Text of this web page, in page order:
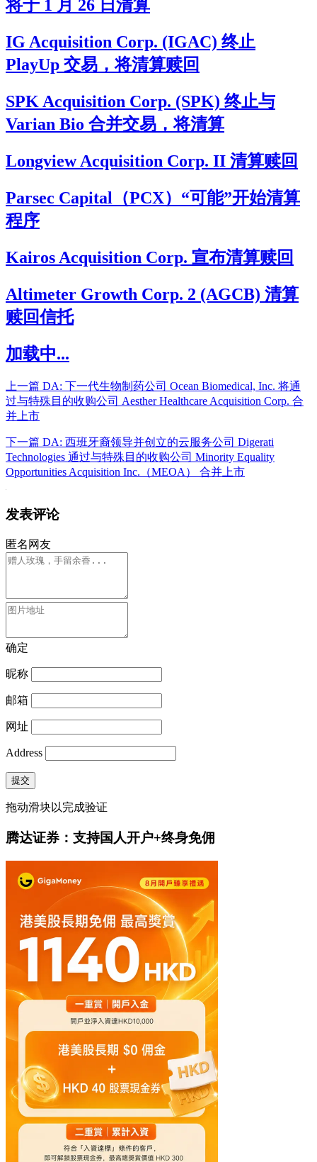
将于 1 月 26 日清算
IG Acquisition Corp. (IGAC) 终止
PlayUp 交易，将清算赎回
SPK Acquisition Corp. (SPK) 终止与
Varian Bio 合并交易，将清算
Longview Acquisition Corp. II 清算赎回
Parsec Capital（PCX）“可能”开始清算
程序
Kairos Acquisition Corp. 宣布清算赎回
Altimeter Growth Corp. 2 (AGCB) 清算
赎回信托
加载中...
上一篇 DA: 下一代生物制药公司 Ocean Biomedical, Inc. 将通
过与特殊目的收购公司 Aesther Healthcare Acquisition Corp. 合
并上市
下一篇 DA: 西班牙裔领导并创立的云服务公司 Digerati
Technologies 通过与特殊目的收购公司 Minority Equality
Opportunities Acquisition Inc.（MEOA） 合并上市
发表评论
匿名网友
确定
昵称
邮箱
网址
Address
提交
拖动滑块以完成验证
腾达证券：支持国人开户+终身免佣